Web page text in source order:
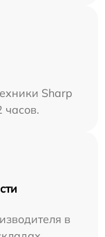
Sharp
часов.
в